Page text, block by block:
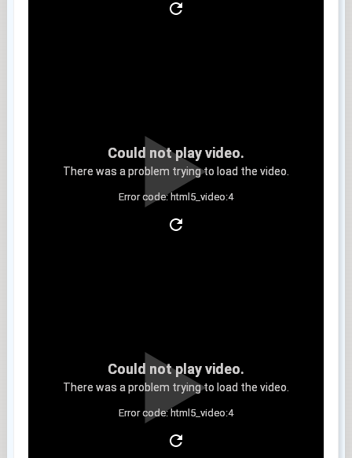
Could not play video.
There was a problem trying to load the video.
Error code: html5_video:4
Could not play video.
There was a problem trying to load the video.
Error code: html5_video:4